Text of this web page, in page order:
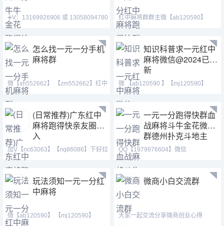
➕V：13169926906 或 13058094780
QQ:3122617673 玩
红中麻将群群主微【ab120590】
【mj120590】【tj525555
怎么找一元一分手机
麻将群
微【xh552662】 【zm552662】红中
麻将 跑得快 全天24
知识科普求一元红中
麻将微信@2024已更
新
微 【ab120590 】【mj120590】
【tj525555】等风也等你
(日常推荐)广东红中
麻将跑得快亲友圈加
入
加V【nc63063】【nq86086】下好拉
你进麻将,血战群。红
一元一分跑得快群血
战麻将斗牛金花微信
群德州扑克斗地主
QQ【1979876604】微信
【187207459】 跑得快群亲友圈、
玩法须知一元一分红
中麻将
微【ab120590】 【mj120590】
微商小白交流群
大家一起交流分享微商创业心得